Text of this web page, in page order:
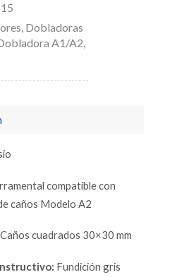
, Dobladoras
A1/A2,
compatible con
caños Modelo A2
Caños cuadrados 30×30 mm
Fundición gris